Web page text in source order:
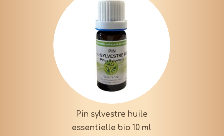
Pin sylvestre huile
essentielle bio 10 ml